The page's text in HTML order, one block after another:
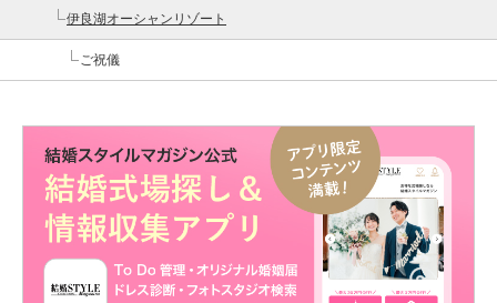
伊良湖オーシャンリゾート
ご祝儀